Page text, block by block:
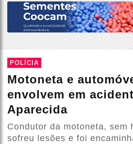
POLÍCIA
Motoneta e
envolvem em
Aparecida
Condutor da motoneta, sem
sofreu lesões e foi